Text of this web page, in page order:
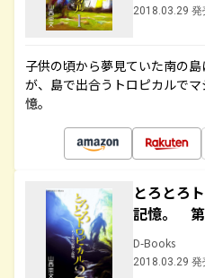
2018.03.29 発
子供の頃から夢見ていた南の
が、島で出合うトロピカルで
憶。
とろとろ
記憶。
D-Books
2018.03.29 発